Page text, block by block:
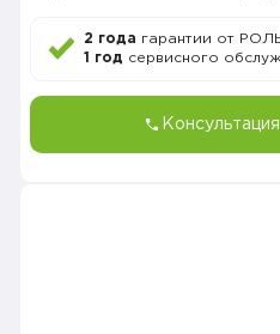
2 года гарантии от
1 год сервисного
Консультация